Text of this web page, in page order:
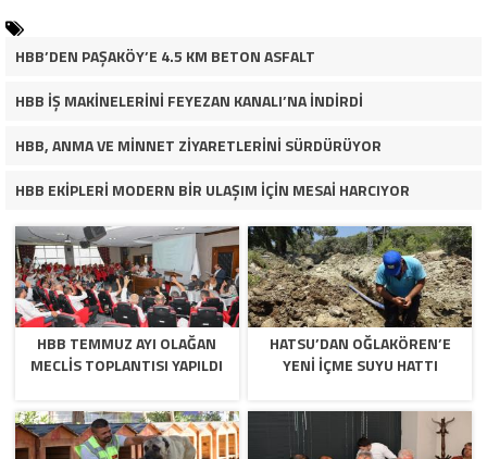
HBB’DEN PAŞAKÖY’E 4.5 KM BETON ASFALT
HBB İŞ MAKİNELERİNİ FEYEZAN KANALI’NA İNDİRDİ
HBB, ANMA VE MİNNET ZİYARETLERİNİ SÜRDÜRÜYOR
HBB EKİPLERİ MODERN BİR ULAŞIM İÇİN MESAİ HARCIYOR
HBB TEMMUZ AYI OLAĞAN
MECLİS TOPLANTISI YAPILDI
HATSU’DAN OĞLAKÖREN’E
YENİ İÇME SUYU HATTI